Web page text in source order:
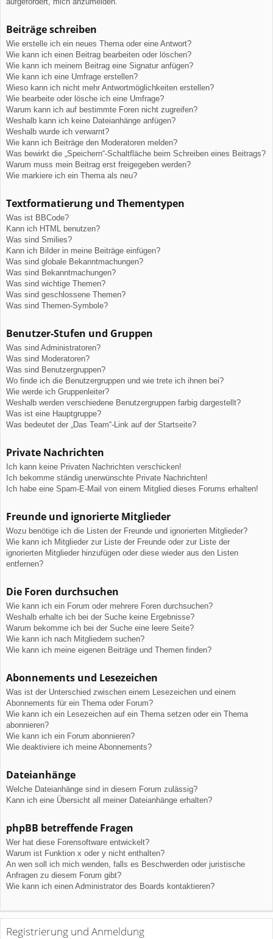
Beiträge schreiben
Wie erstelle ich ein neues Thema oder eine Antwort?
Wie kann ich einen Beitrag bearbeiten oder löschen?
Wie kann ich meinem Beitrag eine Signatur anfügen?
Wie kann ich eine Umfrage erstellen?
Wieso kann ich nicht mehr Antwortmöglichkeiten erstellen?
Wie bearbeite oder lösche ich eine Umfrage?
Warum kann ich auf bestimmte Foren nicht zugreifen?
Weshalb kann ich keine Dateianhänge anfügen?
Weshalb wurde ich verwarnt?
Wie kann ich Beiträge den Moderatoren melden?
Was bewirkt die „Speichern“-Schaltfläche beim Schreiben eines Beitrags?
Warum muss mein Beitrag erst freigegeben werden?
Wie markiere ich ein Thema als neu?
Textformatierung und Thementypen
Was ist BBCode?
Kann ich HTML benutzen?
Was sind Smilies?
Kann ich Bilder in meine Beiträge einfügen?
Was sind globale Bekanntmachungen?
Was sind Bekanntmachungen?
Was sind wichtige Themen?
Was sind geschlossene Themen?
Was sind Themen-Symbole?
Benutzer-Stufen und Gruppen
Was sind Administratoren?
Was sind Moderatoren?
Was sind Benutzergruppen?
Wo finde ich die Benutzergruppen und wie trete ich ihnen bei?
Wie werde ich Gruppenleiter?
Weshalb werden verschiedene Benutzergruppen farbig dargestellt?
Was ist eine Hauptgruppe?
Was bedeutet der „Das Team“-Link auf der Startseite?
Private Nachrichten
Ich kann keine Privaten Nachrichten verschicken!
Ich bekomme ständig unerwünschte Private Nachrichten!
Ich habe eine Spam-E-Mail von einem Mitglied dieses Forums erhalten!
Freunde und ignorierte Mitglieder
Wozu benötige ich die Listen der Freunde und ignorierten Mitglieder?
Wie kann ich Mitglieder zur Liste der Freunde oder zur Liste der
ignorierten Mitglieder hinzufügen oder diese wieder aus den Listen
entfernen?
Die Foren durchsuchen
Wie kann ich ein Forum oder mehrere Foren durchsuchen?
Weshalb erhalte ich bei der Suche keine Ergebnisse?
Warum bekomme ich bei der Suche eine leere Seite?
Wie kann ich nach Mitgliedern suchen?
Wie kann ich meine eigenen Beiträge und Themen finden?
Abonnements und Lesezeichen
Was ist der Unterschied zwischen einem Lesezeichen und einem
Abonnements für ein Thema oder Forum?
Wie kann ich ein Lesezeichen auf ein Thema setzen oder ein Thema
abonnieren?
Wie kann ich ein Forum abonnieren?
Wie deaktiviere ich meine Abonnements?
Dateianhänge
Welche Dateianhänge sind in diesem Forum zulässig?
Kann ich eine Übersicht all meiner Dateianhänge erhalten?
phpBB betreffende Fragen
Wer hat diese Forensoftware entwickelt?
Warum ist Funktion x oder y nicht enthalten?
An wen soll ich mich wenden, falls es Beschwerden oder juristische
Anfragen zu diesem Forum gibt?
Wie kann ich einen Administrator des Boards kontaktieren?
Registrierung und Anmeldung